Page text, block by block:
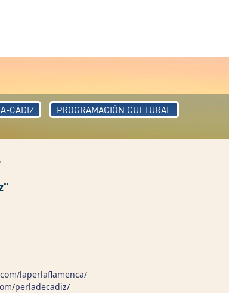
CÁDIZ PROGRAMACIÓN CULTURAL
laperlaflamenca/
perladecadiz/